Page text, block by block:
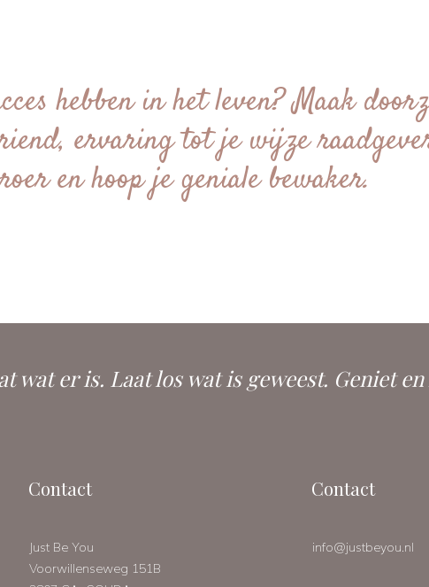
hebben in het leven? Maak
ervaring tot je wijze
en hoop je geniale bewaker.
wat er is. Laat los wat is geweest. Geniet
Contact
Just Be You
Voorwillenseweg 151B
Contact
info@justbeyou.nl